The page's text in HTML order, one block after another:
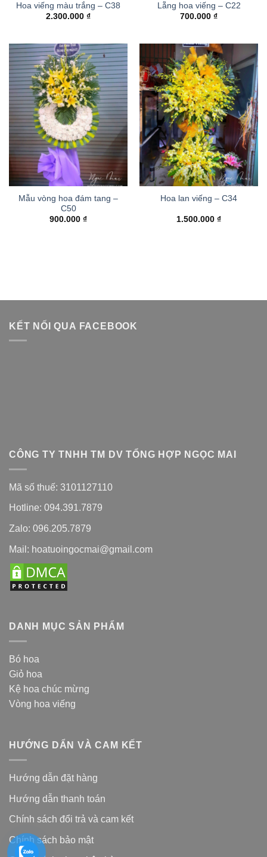
Hoa viếng màu trắng – C38
2.300.000 ₫
Lẵng hoa viếng – C22
700.000 ₫
Mẫu vòng hoa đám tang –
C50
900.000 ₫
Hoa lan viếng – C34
1.500.000 ₫
KẾT NỐI QUA FACEBOOK
CÔNG TY TNHH TM DV TỔNG HỢP NGỌC MAI
Mã số thuế: 3101127110
Hotline: 094.391.7879
Zalo: 096.205.7879
Mail: hoatuoingocmai@gmail.com
DANH MỤC SẢN PHẨM
Bó hoa
Giỏ hoa
Kệ hoa chúc mừng
Vòng hoa viếng
HƯỚNG DẨN VÀ CAM KẾT
Hướng dẫn đặt hàng
Hướng dẫn thanh toán
Chính sách đổi trả và cam kết
Chính sách bảo mật